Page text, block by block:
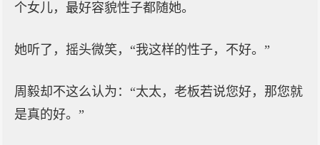
个女儿，最好容貌性子都随她。
她听了，摇头微笑，“我这样的性子，不好。”
周毅却不这么认为：“太太，老板若说您好，那您就
是真的好。”